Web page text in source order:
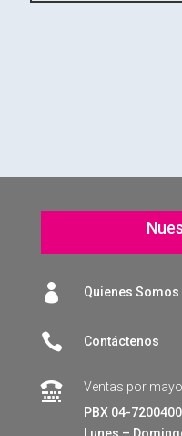
 Quienes Somos
 Contáctenos

Ventas por
PBX 04-7200400
Lunes –